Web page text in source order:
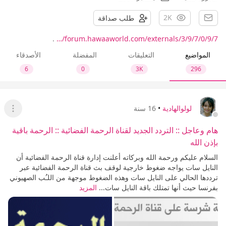
2K طلب صداقة
forum.hawaaworld.com/externals/3/9/7/0/9/7/…
.
المواضيع
296
التعليقات
3K
المفضلة
0
الأصدقاء
6
لولوالهادية • 16 سنة
عرض
هام وعاجل :: التردد الجديد لقناة الرحمة الفضائية :: الرحمة باقية
بإذن الله
السلام عليكم ورحمة الله وبركاته أعلنت إدارة قناة الرحمة الفضائية أن
النايل سات يواجه ضغوط خارجية لوقف بث قناة الرحمة الفضائية عبر
ترددها الحالي على النايل سات وهذه الضغوط موجهة من اللـُب الصهيوني
بفرنسا حيث أنها تمتلك باقة النايل سات... المزيد